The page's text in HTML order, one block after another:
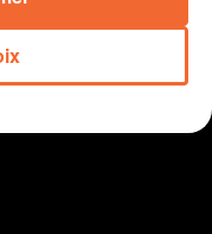
demain soir...
à partir de 18h10.